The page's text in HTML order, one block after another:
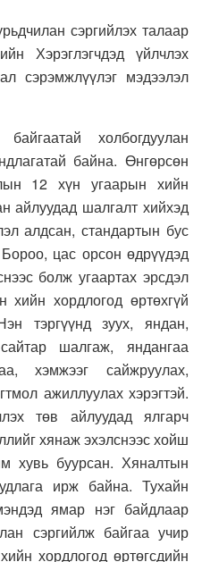
сэргийлэх талаар
Хэрэглэгчдэд үйлчлэх
сэрэмжлүүлэг мэдээлэл
холбогдуулан
байна. Өнгөрсөн
12 хүн угаарын хийн
айлуудад шалгалт хийхэд
алдсан, стандартын бус
цас орсон өдрүүдэд
болж угаартах эрсдэл
хийн хордлогод өртөхгүй
тэргүүнд зуух, яндан,
шалгаж, яндангаа
хэмжээг сайжруулах,
ажиллуулах хэрэгтэй.
төв айлуудад ялгарч
хянаж эхэлснээс хойш
хувь буурсан. Хяналтын
ирж байна. Тухайн
ямар нэг байдлаар
сэргийлж байгаа учир
хордлогод өртөгсдийн